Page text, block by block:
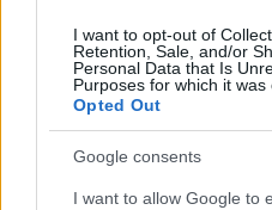
I want to opt-out of
Retention, Sale, and/or
Personal Data that Is
Purposes for which it was
Opted Out
Google consents
I want to allow Google to